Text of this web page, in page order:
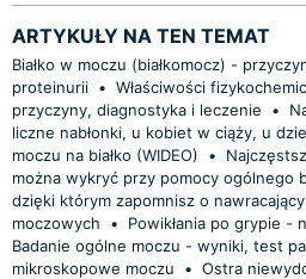
ARTYKUŁY NA TEN TEMAT
Białko w moczu (białkomocz) -
proteinurii • Właściwości
przyczyny, diagnostyka i leczenie
•
liczne nabłonki, u kobiet w ciąży, u
moczu na białko (WIDEO)
•
można wykryć przy pomocy ogólnego
dzięki którym zapomnisz o
moczowych
• Powikłania po grypie -
Badanie ogólne moczu - wyniki, test
mikroskopowe moczu
• Ostra